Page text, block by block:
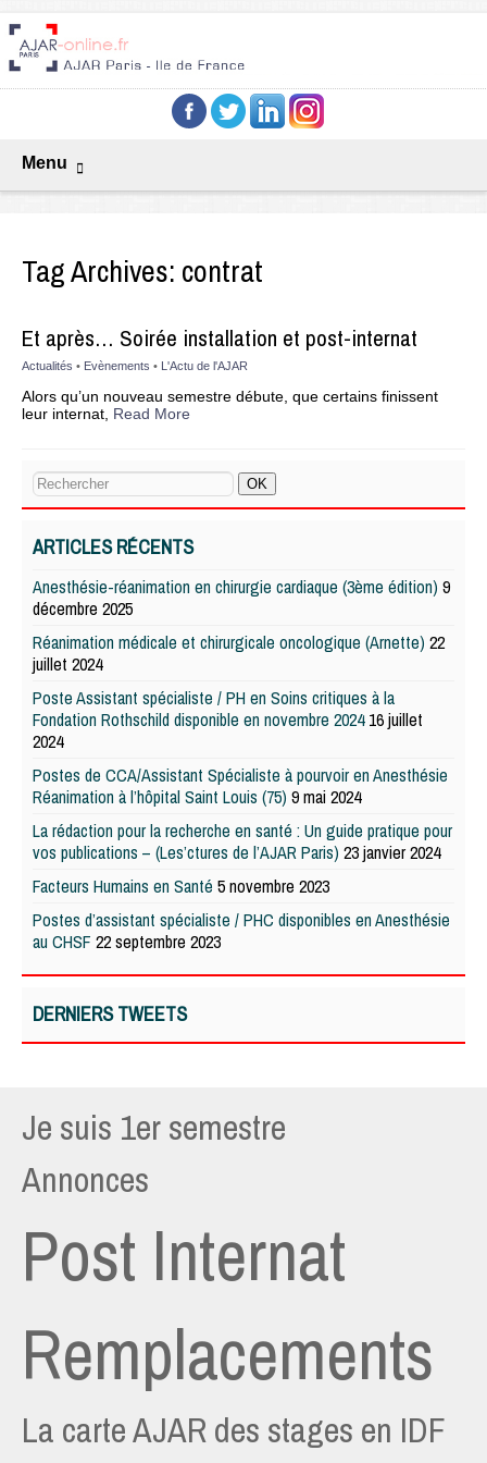
Menu
Tag Archives: contrat
Et après… Soirée installation et post-internat
Actualités • Evènements • L'Actu de l'AJAR
Alors qu’un nouveau semestre débute, que certains finissent
leur internat, Read More
ARTICLES RÉCENTS
Anesthésie-réanimation en chirurgie cardiaque (3ème édition) 9
décembre 2025
Réanimation médicale et chirurgicale oncologique (Arnette) 22
juillet 2024
Poste Assistant spécialiste / PH en Soins critiques à la
Fondation Rothschild disponible en novembre 2024 16 juillet
2024
Postes de CCA/Assistant Spécialiste à pourvoir en Anesthésie
Réanimation à l’hôpital Saint Louis (75) 9 mai 2024
La rédaction pour la recherche en santé : Un guide pratique pour
vos publications – (Les’ctures de l’AJAR Paris) 23 janvier 2024
Facteurs Humains en Santé 5 novembre 2023
Postes d’assistant spécialiste / PHC disponibles en Anesthésie
au CHSF 22 septembre 2023
DERNIERS TWEETS
Je suis 1er semestre
Annonces
Post Internat
Remplacements
La carte AJAR des stages en IDF